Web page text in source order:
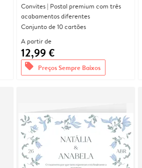
Convites | Postal premium com três
acabamentos diferentes
Conjunto de 10 cartões
A partir de
12,99 €
offers Preços Sempre Baixos